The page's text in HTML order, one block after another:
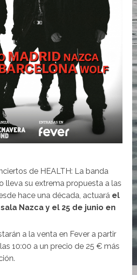
de HEALTH: La banda
lleva su extrema propuesta a las
hace una década, actuará el
Nazca y el 25 de junio en
a la venta en Fever a partir
10:00 a un precio de 25 € más